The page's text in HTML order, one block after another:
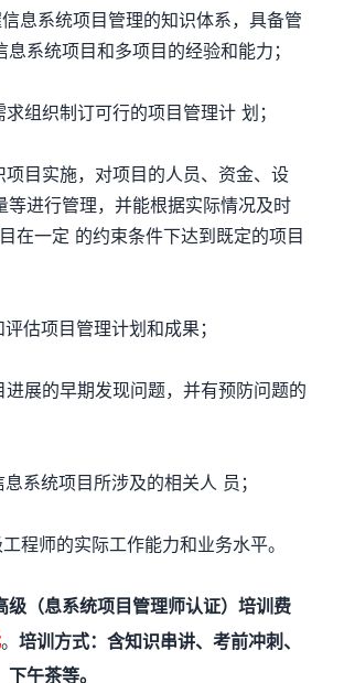
系统项目管理的知识体系，具备管
系统项目和多项目的经验和能力；
织制订可行的项目管理计 划；
目实施，对项目的人员、资金、设
等进行管理，并能根据实际情况及时
在一定 的约束条件下达到既定的项目
项目管理计划和成果；
展的早期发现问题，并有预防问题的
统项目所涉及的相关人 员；
师的实际工作能力和业务水平。
级（息系统项目管理师认证）培训费
。培训方式：含知识串讲、考前冲刺、
午茶等。